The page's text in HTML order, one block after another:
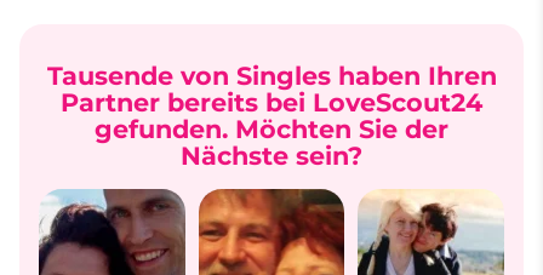
Tausende von Singles haben Ihren
Partner bereits bei LoveScout24
gefunden. Möchten Sie der
Nächste sein?